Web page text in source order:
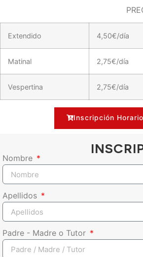
Extendido 4,50€/día
Matinal 2,75€/día
Vespertina 2,75€/día
Inscripción
Nombre
Apellidos
Padre - Madre o Tutor